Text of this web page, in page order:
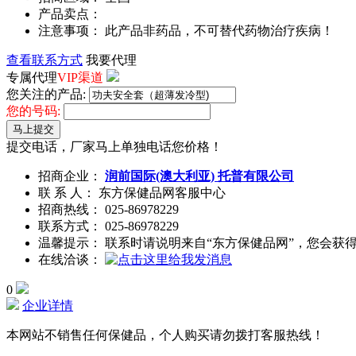
产品卖点：
注意事项： 此产品非药品，不可替代药物治疗疾病！
查看联系方式 我要代理
专属代理VIP渠道
您关注的产品:
您的号码:
马上提交
提交电话，厂家马上单独电话您价格！
招商企业： 润前国际(澳大利亚) 托普有限公司
联 系 人： 东方保健品网客服中心
招商热线： 025-86978229
联系方式： 025-86978229
温馨提示： 联系时请说明来自“东方保健品网”，您会获
在线洽谈：
0
企业详情
本网站不销售任何保健品，个人购买请勿拨打客服热线！